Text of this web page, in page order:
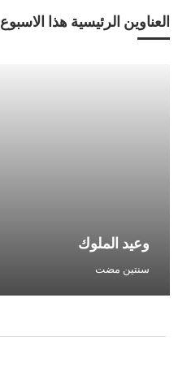
العناوين الرئيسية هذا الاسبوع
وعيد الملوك
سنتين مضت